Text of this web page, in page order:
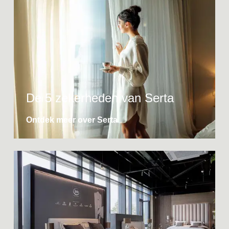
De 5 zekerheden van Serta
Ontdek meer over Serta